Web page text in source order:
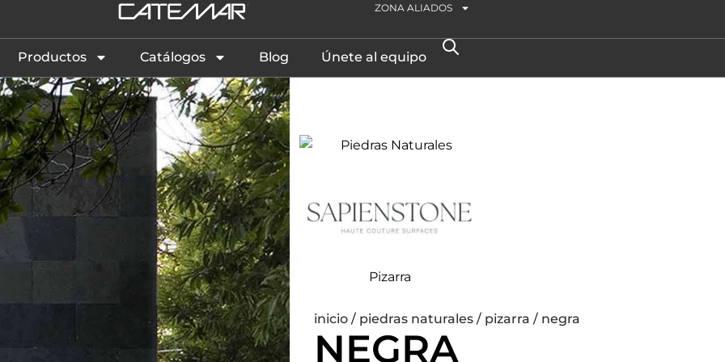
ZONA ALIADOS
Productos Catálogos Blog Únete al equipo
Pizarra
inicio / piedras naturales / pizarra / negra
NEGRA